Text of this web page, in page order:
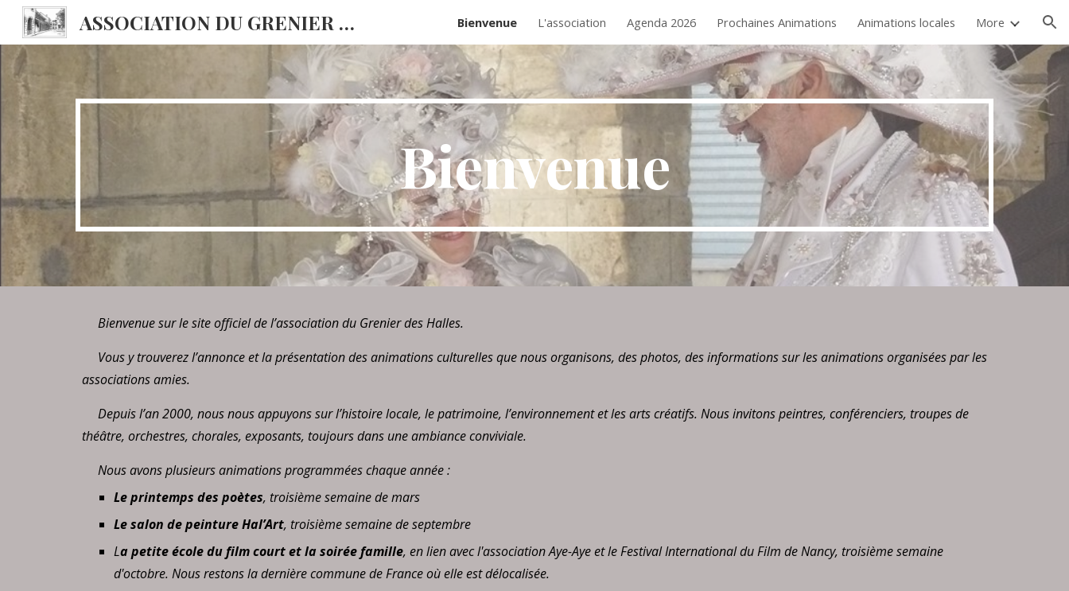
Skip to main content Skip to navigation
ASSOCIATION DU GRENIER DES HALLES DE VEZELISE Bienvenue L'association Agenda 2026 Prochaines Animations Animations locales More
Bienvenue
Bienvenue sur le site officiel de l’association du Grenier des Halles.
Vous y trouverez l’annonce et la présentation des animations culturelles que nous organisons, des photos, des informations sur les animations organisées par les
associations amies.
Depuis l’an 2000, nous nous appuyons sur l’histoire locale, le patrimoine, l’environnement et les arts créatifs. Nous invitons peintres, conférenciers, troupes de
théâtre, orchestres, chorales, exposants, toujours dans une ambiance conviviale.
Nous avons plusieurs animations programmées chaque année :
Le printemps des poètes, troisième semaine de mars
Le salon de peinture Hal’Art, troisième semaine de septembre
La petite école du film court et la soirée famille, en lien avec l'association Aye-Aye et le Festival International du Film de Nancy, troisième semaine
d'octobre. Nous restons la dernière commune de France où elle est délocalisée.